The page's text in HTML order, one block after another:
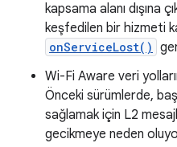
kapsama alanı dışına
keşfedilen bir hizmeti
onServiceLost()
Wi-Fi Aware veri
Önceki sürümlerde,
sağlamak için L2
gecikmeye neden